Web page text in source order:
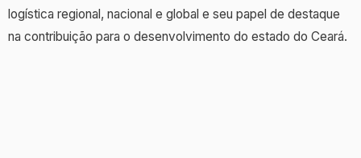
logística regional, nacional e global e seu papel de destaque
na contribuição para o desenvolvimento do estado do Ceará.